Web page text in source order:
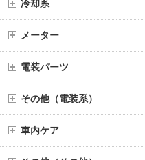
冷却系
メーター
電装パーツ
その他（電装系）
車内ケア